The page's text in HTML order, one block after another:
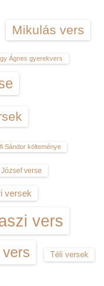
Mikulás vers
Ágnes gyerekvers
Sándor költeménye
verse
versek
vers
Téli versek